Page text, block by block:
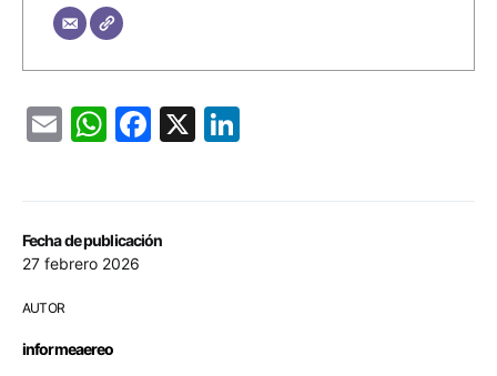
Fecha de publicación
27 febrero 2026
AUTOR
informeaereo
EmailWhatsApp
Facebook
X